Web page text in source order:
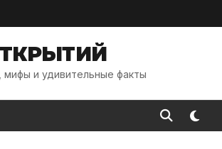
мифы и удивительные факты